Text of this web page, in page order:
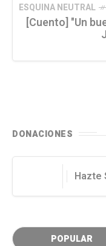
ESQUINA NEUTRAL
[Cuento] "Un
DONACIONES
Hazte
POPULAR